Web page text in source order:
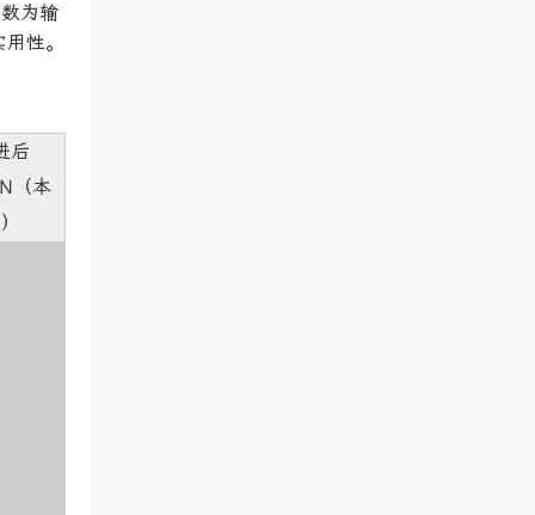
为输
性。
后
（本